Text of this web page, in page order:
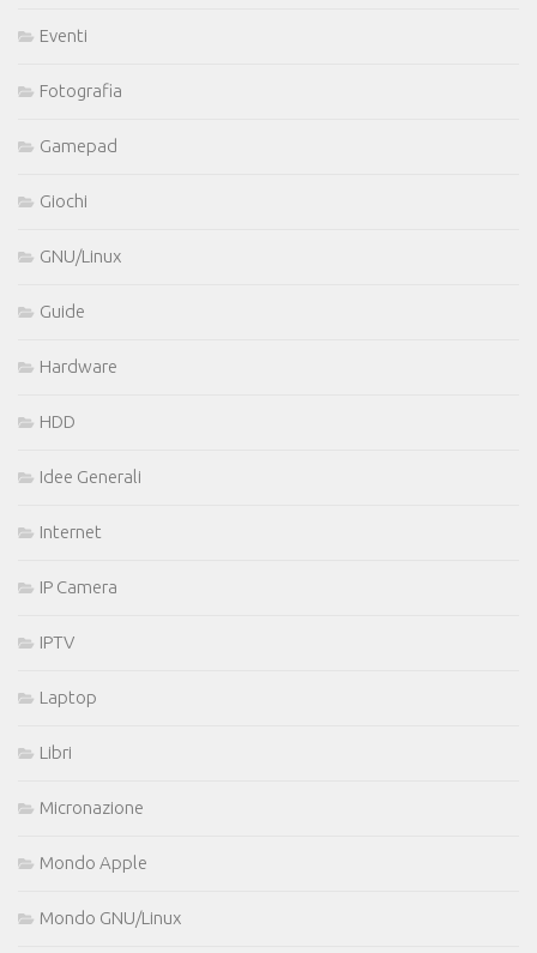
Eventi
Fotografia
Gamepad
Giochi
GNU/Linux
Guide
Hardware
HDD
Idee Generali
Internet
IP Camera
IPTV
Laptop
Libri
Micronazione
Mondo Apple
Mondo GNU/Linux